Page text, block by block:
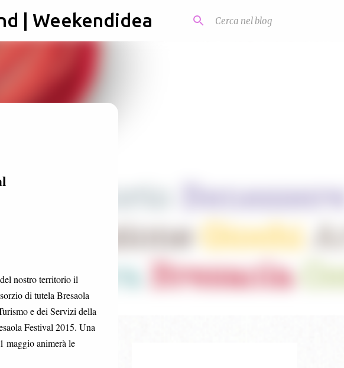
| Weekendidea
nostro territorio il
di tutela Bresaola
e dei Servizi della
Festival 2015. Una
maggio animerà le